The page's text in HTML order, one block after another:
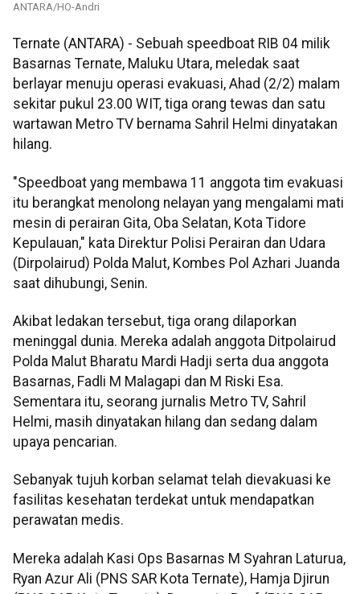
ANTARA/HO-Andri
Ternate (ANTARA) - Sebuah speedboat RIB 04 milik
Basarnas Ternate, Maluku Utara, meledak saat
berlayar menuju operasi evakuasi, Ahad (2/2) malam
sekitar pukul 23.00 WIT, tiga orang tewas dan satu
wartawan Metro TV bernama Sahril Helmi dinyatakan
hilang.
"Speedboat yang membawa 11 anggota tim evakuasi
itu berangkat menolong nelayan yang mengalami mati
mesin di perairan Gita, Oba Selatan, Kota Tidore
Kepulauan," kata Direktur Polisi Perairan dan Udara
(Dirpolairud) Polda Malut, Kombes Pol Azhari Juanda
saat dihubungi, Senin.
Akibat ledakan tersebut, tiga orang dilaporkan
meninggal dunia. Mereka adalah anggota Ditpolairud
Polda Malut Bharatu Mardi Hadji serta dua anggota
Basarnas, Fadli M Malagapi dan M Riski Esa.
Sementara itu, seorang jurnalis Metro TV, Sahril
Helmi, masih dinyatakan hilang dan sedang dalam
upaya pencarian.
Sebanyak tujuh korban selamat telah dievakuasi ke
fasilitas kesehatan terdekat untuk mendapatkan
perawatan medis.
Mereka adalah Kasi Ops Basarnas M Syahran Laturua,
Ryan Azur Ali (PNS SAR Kota Ternate), Hamja Djirun